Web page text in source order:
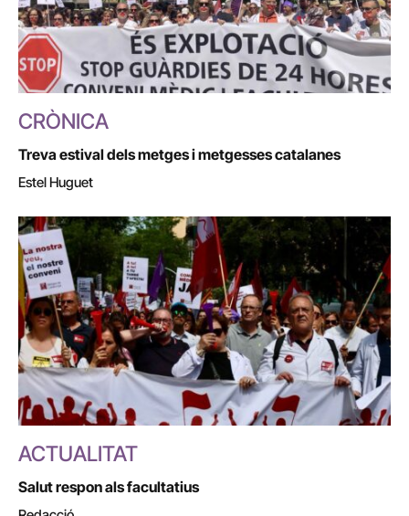
CRÒNICA
Treva estival dels metges i metgesses catalanes
Estel Huguet
ACTUALITAT
Salut respon als facultatius